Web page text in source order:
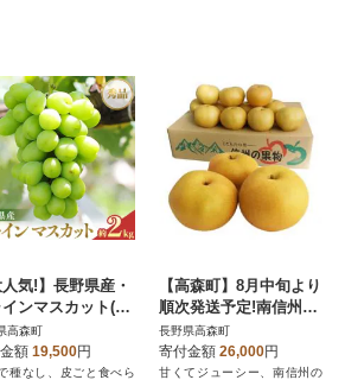
人気!】長野県産・
ンマスカット(約
秀品 〈2026年9月
11月上旬発送〉
高森町
額 19,500円
種なし、皮ごと食べら
【高森町】8月中旬より
順次発送予定!南信州産
で育った幸水5kg
長野県高森町
寄付金額 26,000円
甘くてジューシー、南信州の